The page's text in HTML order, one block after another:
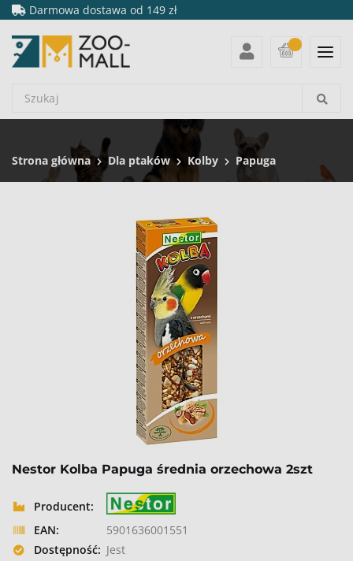
Darmowa dostawa od 149 zł
Strona główna Dla ptaków Kolby Papuga
Nestor Kolba Papuga średnia orzechowa 2szt
Producent:
EAN:
5901636001551
Dostępność: Jest